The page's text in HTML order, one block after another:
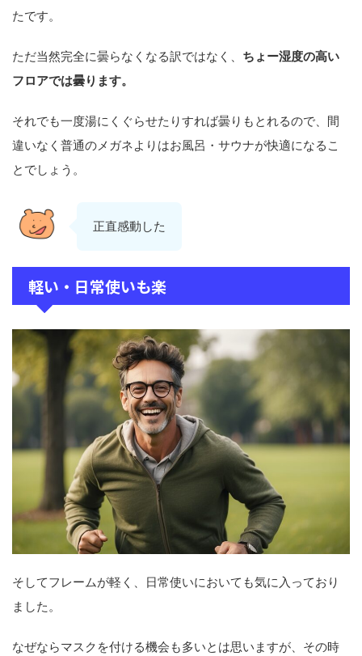
たです。
ただ当然完全に曇らなくなる訳ではなく、 ちょー湿度の高い
フロアでは曇ります。
それでも一度湯にくぐらせたりすれば曇りもとれるので、間
違いなく普通のメガネよりはお風呂・サウナが快適になるこ
とでしょう。
正直感動した
軽い・日常使いも楽
そしてフレームが軽く、日常使いにおいても気に入っており
ました。
なぜならマスクを付ける機会も多いとは思いますが、その時